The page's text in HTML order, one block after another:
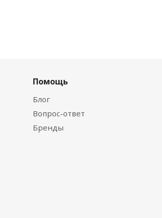
Помощь
Блог
Вопрос-ответ
Бренды